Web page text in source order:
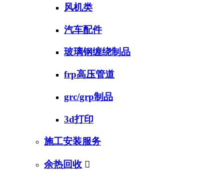
风机类
汽车配件
玻璃钢缠绕制品
frp高压管道
grc/grp制品
3d打印
施工安装服务
余热回收 